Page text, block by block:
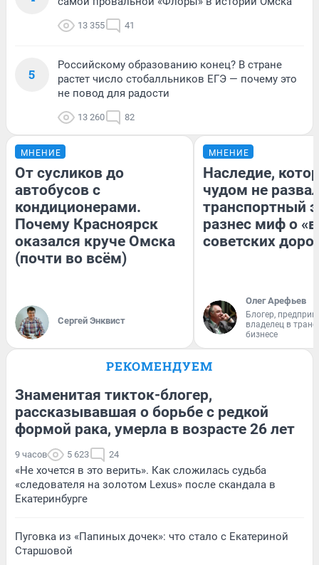
13 355 41
5
Российскому образованию конец? В стране
растет число стобалльников ЕГЭ — почему это
не повод для радости
13 260 82
МНЕНИЕ
От сусликов до
автобусов с
кондиционерами.
Почему Красноярск
оказался круче Омска
(почти во всём)
Сергей Энквист
МНЕНИЕ
Наследие,
чудом не
транспортный
разнес миф о
советских
Олег Арефьев
Блогер,
владелец в
бизнесе
РЕКОМЕНДУЕМ
Знаменитая тикток-блогер,
рассказывавшая о борьбе с редкой
формой рака, умерла в возрасте 26 лет
9 часов 5 623 24
«Не хочется в это верить». Как сложилась судьба
«следователя на золотом Lexus» после скандала в
Екатеринбурге
Пуговка из «Папиных дочек»: что стало с Екатериной
Старшовой